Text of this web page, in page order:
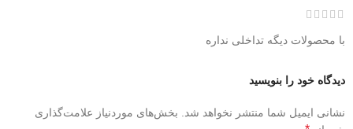
با محصولات دیگه تداخلی نداره
دیدگاه خود را بنویسید
نشانی ایمیل شما منتشر نخواهد شد.
بخش‌های موردنیاز علامت‌گذاری